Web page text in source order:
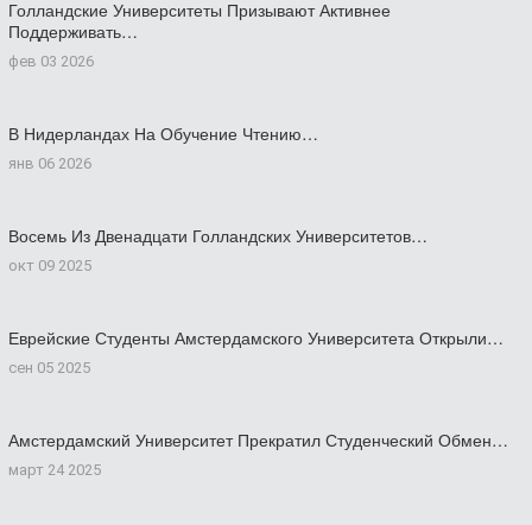
Голландские Университеты Призывают Активнее
Поддерживать…
фев 03 2026
В Нидерландах На Обучение Чтению…
янв 06 2026
Восемь Из Двенадцати Голландских Университетов…
окт 09 2025
Еврейские Студенты Амстердамского Университета Открыли…
сен 05 2025
Амстердамский Университет Прекратил Студенческий Обмен…
март 24 2025